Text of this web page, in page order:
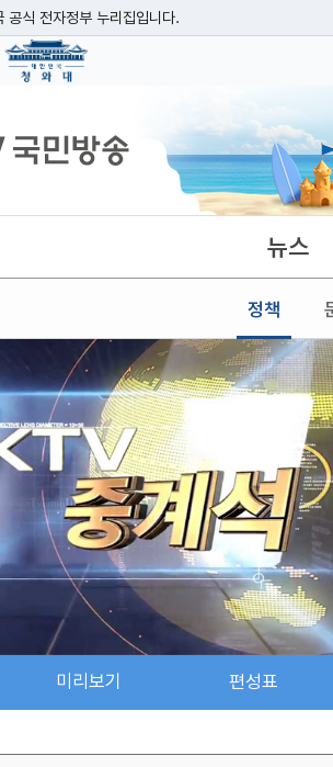
공식 전자정부 누리집입니다.
하기
다른 도메인 주소를 사용하고 있다면 아래 URL에서
기
뉴스
정책
미리보기 편성표